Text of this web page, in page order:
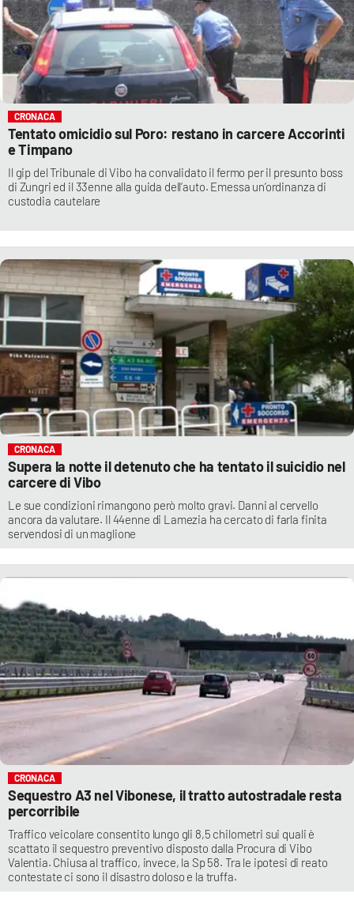
CRONACA
Tentato omicidio sul Poro: restano in carcere Accorinti
e Timpano
Il gip del Tribunale di Vibo ha convalidato il fermo per il presunto boss
di Zungri ed il 33enne alla guida dell’auto. Emessa un’ordinanza di
custodia cautelare
CRONACA
Supera la notte il detenuto che ha tentato il suicidio nel
carcere di Vibo
Le sue condizioni rimangono però molto gravi. Danni al cervello
ancora da valutare. Il 44enne di Lamezia ha cercato di farla finita
servendosi di un maglione
CRONACA
Sequestro A3 nel Vibonese, il tratto autostradale resta
percorribile
Traffico veicolare consentito lungo gli 8,5 chilometri sui quali è
scattato il sequestro preventivo disposto dalla Procura di Vibo
Valentia. Chiusa al traffico, invece, la Sp 58. Tra le ipotesi di reato
contestate ci sono il disastro doloso e la truffa.